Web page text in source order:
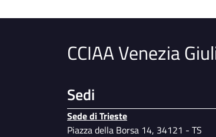
CCIAA Venezia
Sedi
Sede di Trieste
Piazza della Borsa 14, 34121 - TS